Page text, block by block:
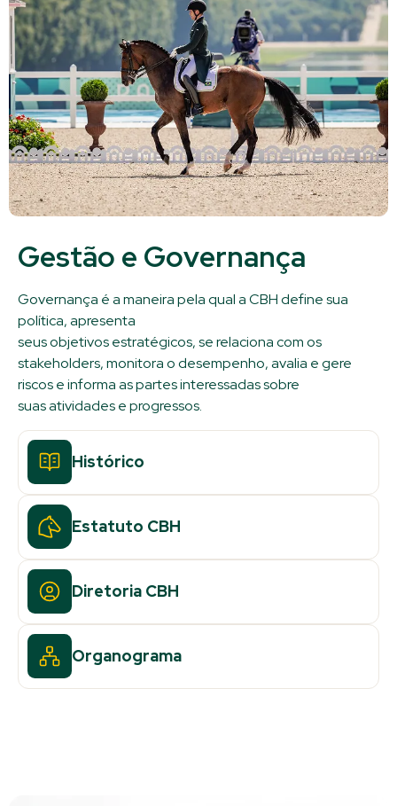
Gestão e Governança
Governança é a maneira pela qual a CBH define sua
política, apresenta
seus objetivos estratégicos, se relaciona com os
stakeholders, monitora o desempenho, avalia e gere
riscos e informa as partes interessadas sobre
suas atividades e progressos.
Histórico
Estatuto CBH
Diretoria CBH
Organograma